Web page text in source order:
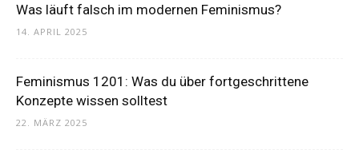
Was läuft falsch im modernen Feminismus?
14. APRIL 2025
Feminismus 1201: Was du über fortgeschrittene
Konzepte wissen solltest
22. MÄRZ 2025